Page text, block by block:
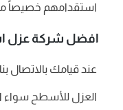
استقدامهم خصيصاً من
افضل شركة عزل
عند قيامك بالاتصال
العزل للأسطح سواء